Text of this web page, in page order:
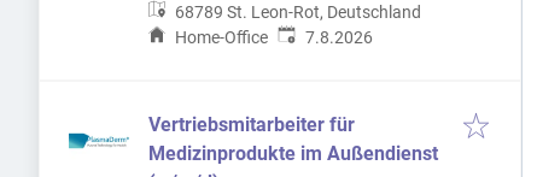
68789 St. Leon-Rot, Deutschland
Home-Office Veröffentlicht
7.8.2026
Vertriebsmitarbeiter für
Medizinprodukte im Außendienst